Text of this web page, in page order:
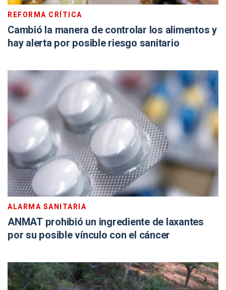
REFORMA CRÍTICA
Cambió la manera de controlar los alimentos y
hay alerta por posible riesgo sanitario
ALARMA SANITARIA
ANMAT prohibió un ingrediente de laxantes
por su posible vínculo con el cáncer